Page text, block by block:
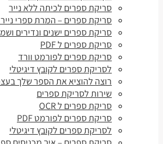
סריקת ספרים לכיתה ללא נייר
סריקת ספרים – המרת ספרי נייר
סריקת ספרים ישנים ונדירים
סריקת ספרים ל PDF
סריקת ספרים לפורמט וורד
לסריקת ספרים לקובץ דיגיטלי
רוצה להוציא את הספר שלך
שירות לסריקת ספרים
סריקת ספרים ל OCR
סריקת ספרים לפורמט PDF
לסריקת ספרים לקובץ דיגיטלי